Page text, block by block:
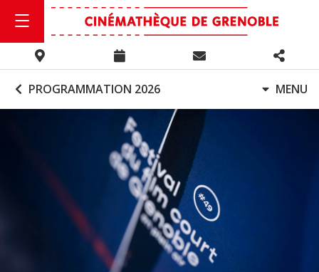
PROGRAMMATION 2026 MENU